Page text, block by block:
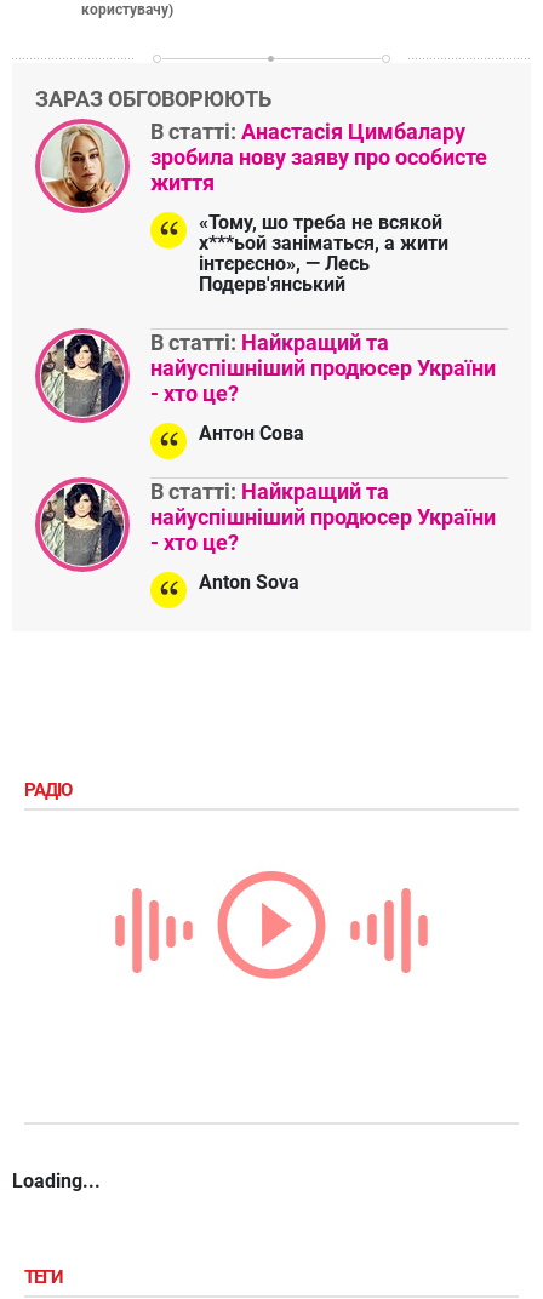
користувачу)
ЗАРАЗ ОБГОВОРЮЮТЬ
В статті: Анастасія Цимбалару
зробила нову заяву про особисте
життя
«Тому, шо треба не всякой
х***ьой заніматься, а жити
інтєрєсно», — Лесь
Подерв'янський
В статті: Найкращий та
найуспішніший продюсер України
- хто це?
Антон Сова
В статті: Найкращий та
найуспішніший продюсер України
- хто це?
Anton Sova
РАДІО
Loading...
ТЕГИ